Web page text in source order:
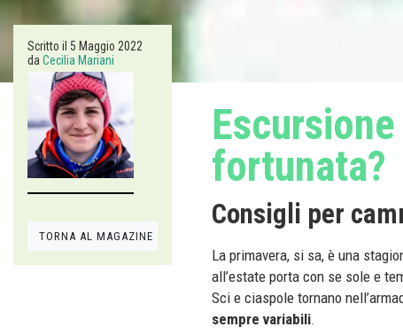
Scritto il 5 Maggio 2022
da Cecilia Mariani
TORNA AL MAGAZINE
fortunata?
Consigli per
La primavera, si sa, è una
all’estate porta con se sole e
Sci e ciaspole tornano
sempre variabili.